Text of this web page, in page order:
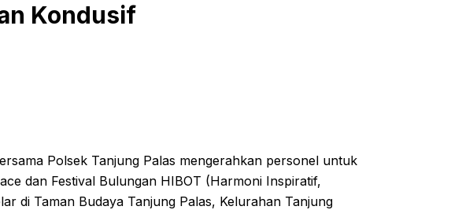
Kondusif
Polsek Tanjung Palas mengerahkan personel untuk
dan Festival Bulungan HIBOT (Harmoni Inspiratif,
di Taman Budaya Tanjung Palas, Kelurahan Tanjung